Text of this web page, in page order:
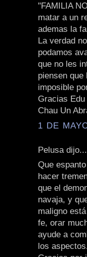
"FAMILIA
matar a un
ademas la
La verdad
podamos
que no les
piensen
imposible
Gracias
Chau Un
1 DE
Pelusa dijo...
Que
hacer
que el
navaja, y
maligno
fe, orar
ayude a
los